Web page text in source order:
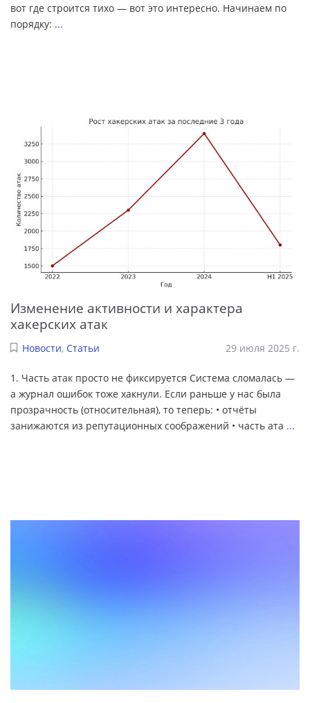
вот где строится тихо — вот это интересно. Начинаем по
порядку: ...
Изменение активности и характера
хакерских атак
Новости, Статьи 29 июля 2025 г.
1. Часть атак просто не фиксируется Система сломалась —
а журнал ошибок тоже хакнули. Если раньше у нас была
прозрачность (относительная), то теперь: • отчёты
занижаются из репутационных соображений • часть ата ...